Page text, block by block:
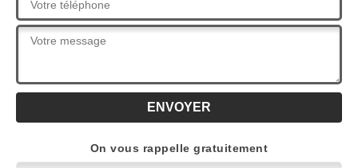
On vous rappelle gratuitement